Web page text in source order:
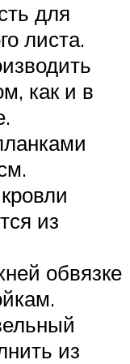
для
листа.
как и в
из
обвязке
из